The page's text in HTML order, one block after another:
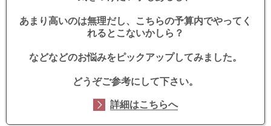
あまり高いのは無理だし、こちらの予算内でやってく
れるとこないかしら？
などなどのお悩みをピックアップしてみました。
どうぞご参考にして下さい。
詳細はこちらへ